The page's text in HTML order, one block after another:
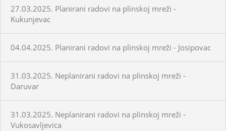
27.03.2025. Planirani radovi na plinskoj mreži -
Kukunjevac
04.04.2025. Planirani radovi na plinskoj mreži - Josipovac
31.03.2025. Neplanirani radovi na plinskoj mreži -
Daruvar
31.03.2025. Neplanirani radovi na plinskoj mreži -
Vukosavljevica